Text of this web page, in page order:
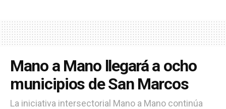
Mano a Mano llegará a ocho
municipios de San Marcos
La iniciativa intersectorial Mano a Mano continúa